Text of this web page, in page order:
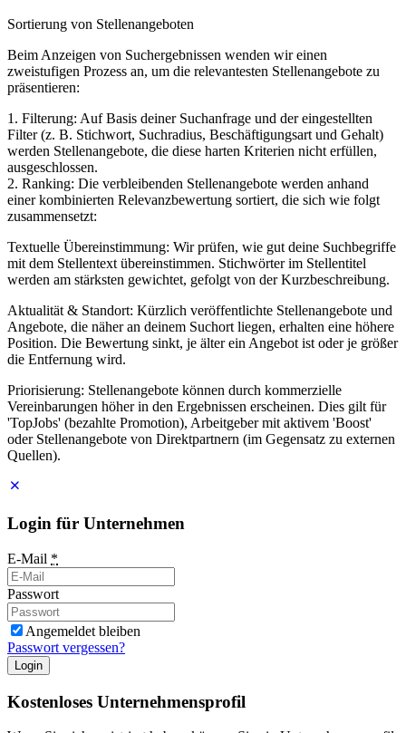
Sortierung von Stellenangeboten
Beim Anzeigen von Suchergebnissen wenden wir einen
zweistufigen Prozess an, um die relevantesten Stellenangebote zu
präsentieren:
1. Filterung: Auf Basis deiner Suchanfrage und der eingestellten
Filter (z. B. Stichwort, Suchradius, Beschäftigungsart und Gehalt)
werden Stellenangebote, die diese harten Kriterien nicht erfüllen,
ausgeschlossen.
2. Ranking: Die verbleibenden Stellenangebote werden anhand
einer kombinierten Relevanzbewertung sortiert, die sich wie folgt
zusammensetzt:
Textuelle Übereinstimmung: Wir prüfen, wie gut deine Suchbegriffe
mit dem Stellentext übereinstimmen. Stichwörter im Stellentitel
werden am stärksten gewichtet, gefolgt von der Kurzbeschreibung.
Aktualität & Standort: Kürzlich veröffentlichte Stellenangebote und
Angebote, die näher an deinem Suchort liegen, erhalten eine höhere
Position. Die Bewertung sinkt, je älter ein Angebot ist oder je größer
die Entfernung wird.
Priorisierung: Stellenangebote können durch kommerzielle
Vereinbarungen höher in den Ergebnissen erscheinen. Dies gilt für
'TopJobs' (bezahlte Promotion), Arbeitgeber mit aktivem 'Boost'
oder Stellenangebote von Direktpartnern (im Gegensatz zu externen
Quellen).
Login für Unternehmen
E-Mail *
Passwort
Angemeldet bleiben
Passwort vergessen?
Login
Kostenloses Unternehmensprofil